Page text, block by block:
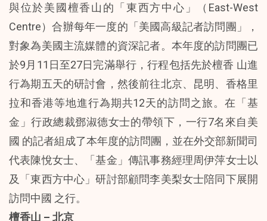
與位於美國檀香山的「東西方中心」（East-West
Centre）合辦每年一度的「美國高級記者訪問團」，
對象為美國主流媒體的資深記者。本年度的訪問團已
於9月11日至27日完滿舉行，行程包括先於檀香 山進
行為期五天的研討會，然後前往北京、昆明、香格里
拉和香港等地進行為期共12天的訪問之旅。在「基
金」行政總裁鄧淑德女士的帶領下，一行7名來自美
國 的記者組成了本年度的訪問團，並在外交部新聞司
代表陳悅女士、「基金」傳訊事務經理周伊萍女士以
及「東西方中心」研討部顧問李美梨女士陪同下展開
訪問中國 之行。
檀香山 – 北京